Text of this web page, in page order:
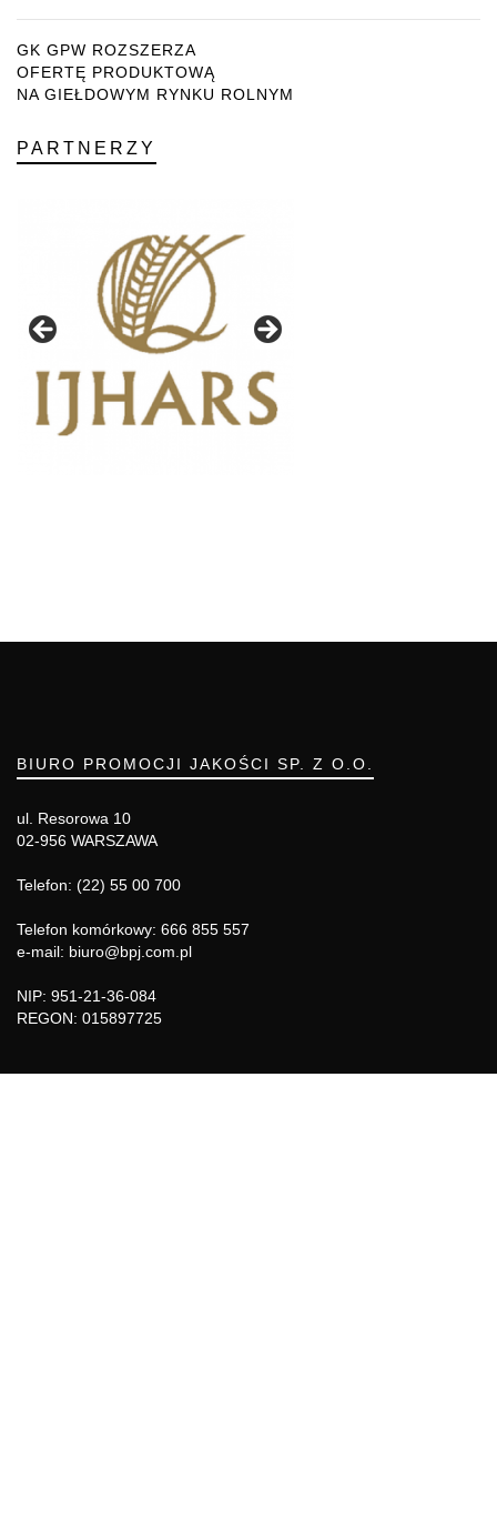
GK GPW ROZSZERZA
OFERTĘ PRODUKTOWĄ
NA GIEŁDOWYM RYNKU ROLNYM
PARTNERZY
BIURO PROMOCJI JAKOŚCI SP. Z O.O.
ul. Resorowa 10
02-956 WARSZAWA
Telefon: (22) 55 00 700
Telefon komórkowy: 666 855 557
e-mail: biuro@bpj.com.pl
NIP: 951-21-36-084
REGON: 015897725